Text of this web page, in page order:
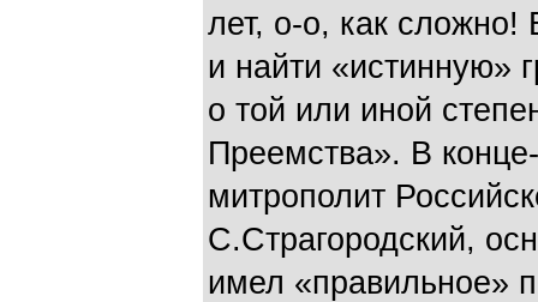
лет, о-о, как сложно!
и найти «истинную»
о той или иной
Преемства». В
митрополит
С.Страгородский,
имел «правильное»